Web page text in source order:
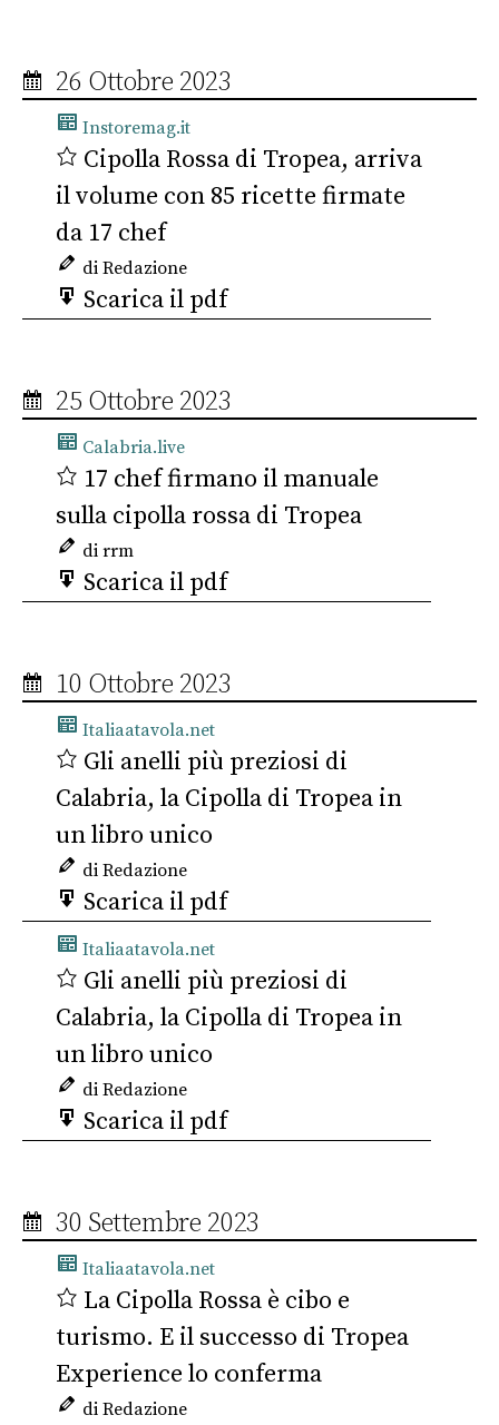
26 Ottobre 2023
Instoremag.it
Cipolla Rossa di Tropea, arriva
il volume con 85 ricette firmate
da 17 chef
di Redazione
Scarica il pdf
25 Ottobre 2023
Calabria.live
17 chef firmano il manuale
sulla cipolla rossa di Tropea
di rrm
Scarica il pdf
10 Ottobre 2023
Italiaatavola.net
Gli anelli più preziosi di
Calabria, la Cipolla di Tropea in
un libro unico
di Redazione
Scarica il pdf
Italiaatavola.net
Gli anelli più preziosi di
Calabria, la Cipolla di Tropea in
un libro unico
di Redazione
Scarica il pdf
30 Settembre 2023
Italiaatavola.net
La Cipolla Rossa è cibo e
turismo. E il successo di Tropea
Experience lo conferma
di Redazione